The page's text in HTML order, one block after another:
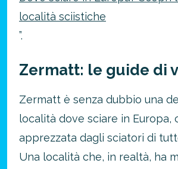
località sciistiche
”.
Zermatt: le guide di
Zermatt è senza dubbio una
località dove sciare in Europa,
apprezzata dagli sciatori di
Una località che, in realtà, ha